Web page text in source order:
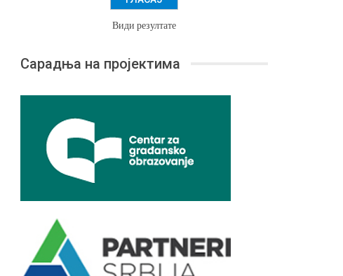
Види резултате
Сарадња на пројектима